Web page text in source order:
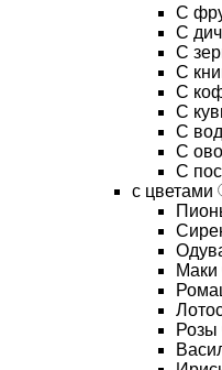
C
C
C
C
C
C
C
C
C
с цветами
Маки
Розы